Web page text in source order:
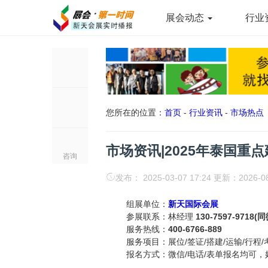
展会动态 行业
咨询
您所在的位置： 首页 - 行业资讯 - 市场热点
市场资讯|2025年泰国重
发布： 2025-03-07 17:24 更新：2026-
组展单位： 新天国际会展
参展联系：林经理 130-7597-9718(同
服务热线： 400-6766-889
服务项目：展位/签证/搭建/运输/行程/
报名方式：微信/电话/表单报名均可